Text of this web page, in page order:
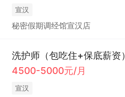
宣汉
秘密假期调‮馆经‬宣汉店
洗护师（包吃住+保底薪资）
4500-5000元/月
宣汉